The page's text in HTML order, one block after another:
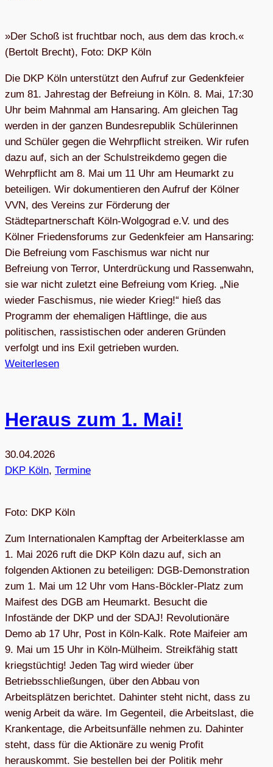
»Der Schoß ist fruchtbar noch, aus dem das kroch.«
(Bertolt Brecht), Foto: DKP Köln
Die DKP Köln unterstützt den Aufruf zur Gedenkfeier
zum 81. Jahrestag der Befreiung in Köln. 8. Mai, 17:30
Uhr beim Mahnmal am Hansaring. Am gleichen Tag
werden in der ganzen Bundesrepublik Schülerinnen
und Schüler gegen die Wehrpflicht streiken. Wir rufen
dazu auf, sich an der Schulstreikdemo gegen die
Wehrpflicht am 8. Mai um 11 Uhr am Heumarkt zu
beteiligen. Wir dokumentieren den Aufruf der Kölner
VVN, des Vereins zur Förderung der
Städtepartnerschaft Köln-Wolgograd e.V. und des
Kölner Friedensforums zur Gedenkfeier am Hansaring:
Die Befreiung vom Faschismus war nicht nur
Befreiung von Terror, Unterdrückung und Rassenwahn,
sie war nicht zuletzt eine Befreiung vom Krieg. „Nie
wieder Faschismus, nie wieder Krieg!“ hieß das
Programm der ehemaligen Häftlinge, die aus
politischen, rassistischen oder anderen Gründen
verfolgt und ins Exil getrieben wurden.
Weiterlesen
Her­aus zum 1. Mai!
30.04.2026
DKP Köln, Termine
Foto: DKP Köln
Zum Internationalen Kampftag der Arbeiterklasse am
1. Mai 2026 ruft die DKP Köln dazu auf, sich an
folgenden Aktionen zu beteiligen: DGB-Demonstration
zum 1. Mai um 12 Uhr vom Hans-Böckler-Platz zum
Maifest des DGB am Heumarkt. Besucht die
Infostände der DKP und der SDAJ! Revolutionäre
Demo ab 17 Uhr, Post in Köln-Kalk. Rote Maifeier am
9. Mai um 15 Uhr in Köln-Mülheim. Streikfähig statt
kriegstüchtig! Jeden Tag wird wieder über
Betriebsschließungen, über den Abbau von
Arbeitsplätzen berichtet. Dahinter steht nicht, dass zu
wenig Arbeit da wäre. Im Gegenteil, die Arbeitslast, die
Krankentage, die Arbeitsunfälle nehmen zu. Dahinter
steht, dass für die Aktionäre zu wenig Profit
herauskommt. Sie bestellen bei der Politik mehr